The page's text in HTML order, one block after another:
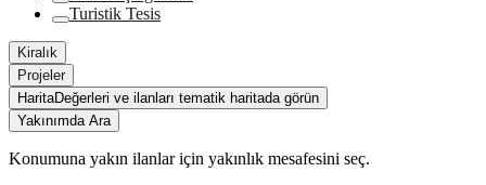
Turistik Tesis
Kiralık
Projeler
HaritaDeğerleri ve ilanları tematik haritada görün
Yakınımda Ara
Konumuna yakın ilanlar için yakınlık mesafesini seç.